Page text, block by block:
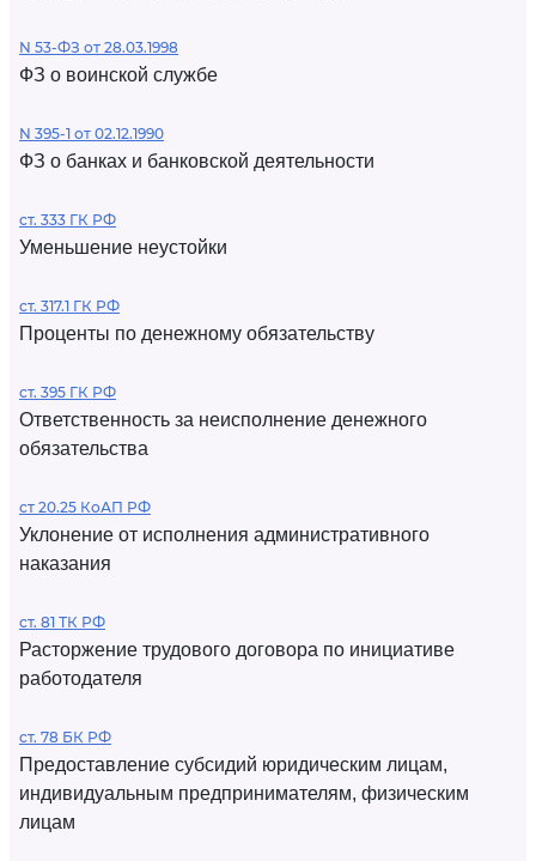
N 53-ФЗ от 28.03.1998
ФЗ о воинской службе
N 395-1 от 02.12.1990
ФЗ о банках и банковской деятельности
ст. 333 ГК РФ
Уменьшение неустойки
ст. 317.1 ГК РФ
Проценты по денежному обязательству
ст. 395 ГК РФ
Ответственность за неисполнение денежного
обязательства
ст 20.25 КоАП РФ
Уклонение от исполнения административного
наказания
ст. 81 ТК РФ
Расторжение трудового договора по инициативе
работодателя
ст. 78 БК РФ
Предоставление субсидий юридическим лицам,
индивидуальным предпринимателям, физическим
лицам